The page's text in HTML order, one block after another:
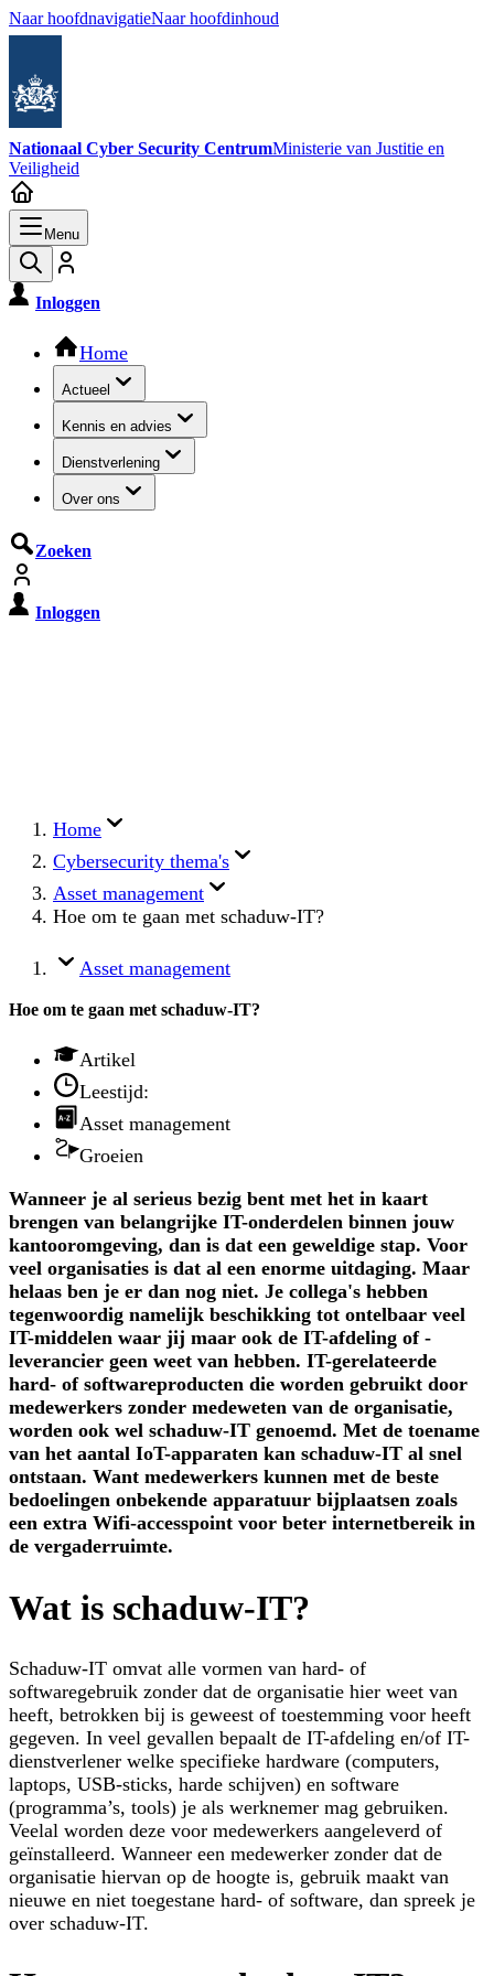
Naar hoofdnavigatieNaar hoofdinhoud
Nationaal Cyber Security CentrumMinisterie van Justitie en
Veiligheid
Menu
Inloggen
Hoofdnavigatie
Home
Actueel
Kennis en advies
Dienstverlening
Over ons
Zoeken
Inloggen
Home
Cybersecurity thema's
Asset management
Hoe om te gaan met schaduw-IT?
Asset management
Hoe om te gaan met schaduw-IT?
Artikel
Leestijd:
Asset management
Groeien
Wanneer je al serieus bezig bent met het in kaart
brengen van belangrijke IT-onderdelen binnen jouw
kantooromgeving, dan is dat een geweldige stap. Voor
veel organisaties is dat al een enorme uitdaging. Maar
helaas ben je er dan nog niet. Je collega's hebben
tegenwoordig namelijk beschikking tot ontelbaar veel
IT-middelen waar jij maar ook de IT-afdeling of -
leverancier geen weet van hebben. IT-gerelateerde
hard- of softwareproducten die worden gebruikt door
medewerkers zonder medeweten van de organisatie,
worden ook wel schaduw-IT genoemd. Met de toename
van het aantal IoT-apparaten kan schaduw-IT al snel
ontstaan. Want medewerkers kunnen met de beste
bedoelingen onbekende apparatuur bijplaatsen zoals
een extra Wifi-accesspoint voor beter internetbereik in
de vergaderruimte.
Wat is schaduw-IT?
Schaduw-IT omvat alle vormen van hard- of
softwaregebruik zonder dat de organisatie hier weet van
heeft, betrokken bij is geweest of toestemming voor heeft
gegeven. In veel gevallen bepaalt de IT-afdeling en/of IT-
dienstverlener welke specifieke hardware (computers,
laptops, USB-sticks, harde schijven) en software
(programma’s, tools) je als werknemer mag gebruiken.
Veelal worden deze voor medewerkers aangeleverd of
geïnstalleerd. Wanneer een medewerker zonder dat de
organisatie hiervan op de hoogte is, gebruik maakt van
nieuwe en niet toegestane hard- of software, dan spreek je
over schaduw-IT.